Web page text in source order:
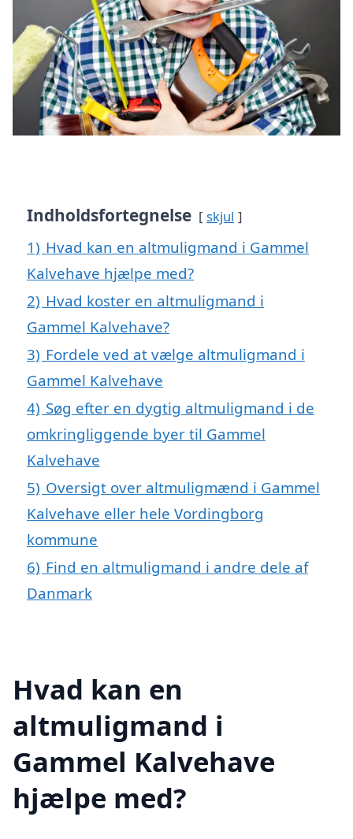
Indholdsfortegnelse skjul
1) Hvad kan en altmuligmand i Gammel
Kalvehave hjælpe med?
2) Hvad koster en altmuligmand i
Gammel Kalvehave?
3) Fordele ved at vælge altmuligmand i
Gammel Kalvehave
4) Søg efter en dygtig altmuligmand i de
omkringliggende byer til Gammel
Kalvehave
5) Oversigt over altmuligmænd i Gammel
Kalvehave eller hele Vordingborg
kommune
6) Find en altmuligmand i andre dele af
Danmark
Hvad kan en
altmuligmand i
Gammel Kalvehave
hjælpe med?